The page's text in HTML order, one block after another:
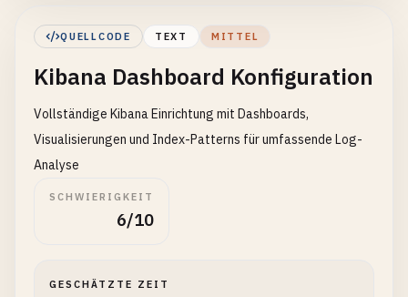
QUELLCODE TEXT MITTEL
Kibana Dashboard Konfiguration
Vollständige Kibana Einrichtung mit Dashboards,
Visualisierungen und Index-Patterns für umfassende Log-
Analyse
SCHWIERIGKEIT
6/10
GESCHÄTZTE ZEIT